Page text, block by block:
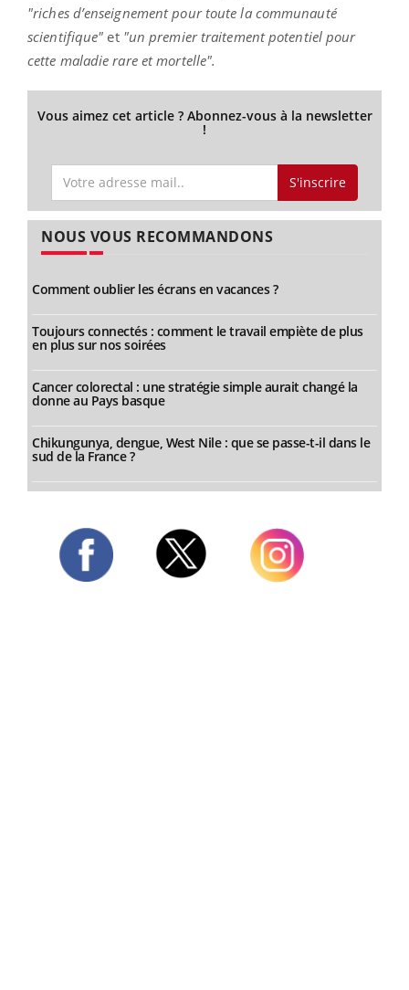
"riches d’enseignement pour toute la communauté
scientifique" et"un premier traitement potentiel pour
cette maladie rare et mortelle".
Vous aimez cet article ? Abonnez-vous à la newsletter
!
S'inscrire
NOUS VOUS RECOMMANDONS
Comment oublier les écrans en vacances ?
Toujours connectés : comment le travail empiète de plus
en plus sur nos soirées
Cancer colorectal : une stratégie simple aurait changé la
donne au Pays basque
Chikungunya, dengue, West Nile : que se passe-t-il dans le
sud de la France ?